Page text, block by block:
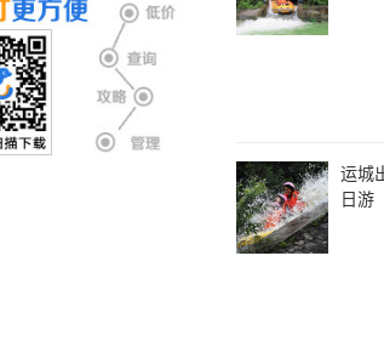
运城
日游